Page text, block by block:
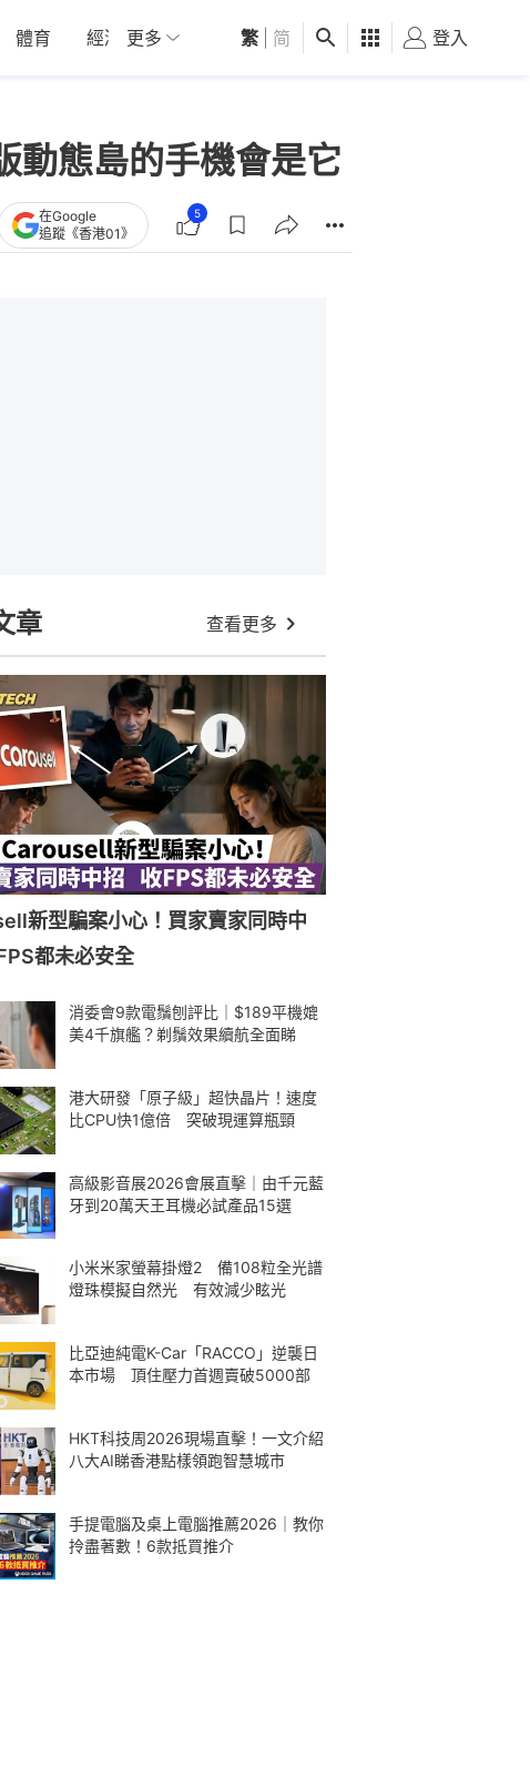
體育 經濟 01深圳 觀點 健康 好食玩飛
更多 繁 简 登入
態島的手機會是它
在Google
追蹤《香港01》
5
章 查看更多
新型騙案小心！買家賣家同時中
都未必安全
消委會9款電鬚刨評比｜$189平機媲
美4千旗艦？剃鬚效果續航全面睇
港大研發「原子級」超快晶片！速度
比CPU快1億倍 突破現運算瓶頸
高級影音展2026會展直擊｜由千元藍
牙到20萬天王耳機必試產品15選
小米米家螢幕掛燈2 備108粒全光譜
燈珠模擬自然光 有效減少眩光
比亞迪純電K-Car「RACCO」逆襲日
本市場 頂住壓力首週賣破5000部
HKT科技周2026現場直擊！一文介紹
八大AI睇香港點樣領跑智慧城市
手提電腦及桌上電腦推薦2026｜教你
拎盡著數！6款抵買推介